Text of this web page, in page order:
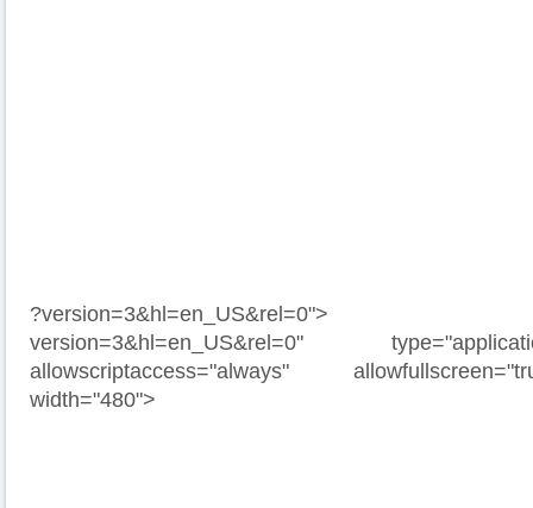
?version=3&hl=en_US&rel=0">
version=3&hl=en_US&rel=0"
allowscriptaccess="always"
width="480">